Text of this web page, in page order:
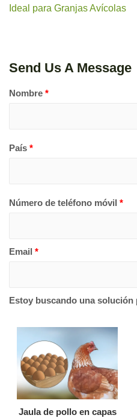
Ideal para Granjas Avícolas
Send Us A Message
Nombre *
País *
Número de teléfono móvil *
Email *
Estoy buscando una solución
Jaula de pollo en capas